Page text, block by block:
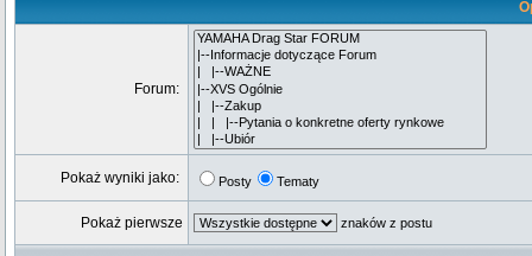
Forum:
Pokaż wyniki jako: Posty Tematy
Pokaż pierwsze znaków z postu